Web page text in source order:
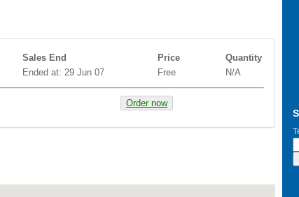
Sales End Price
Quantity
Ended at: 29 Jun 07 Free N/A
Order now